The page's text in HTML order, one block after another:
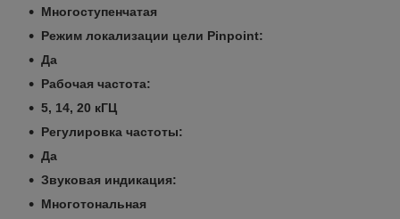
Многоступенчатая
Режим локализации цели Pinpoint:
Да
Рабочая частота:
5, 14, 20 кГЦ
Регулировка частоты:
Да
Звуковая индикация:
Многотональная